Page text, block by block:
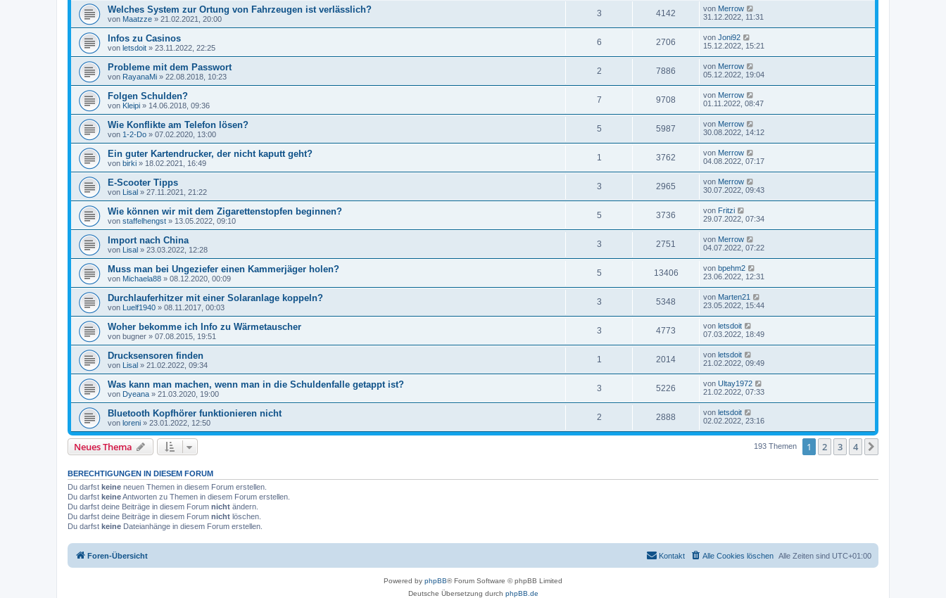
Welches System zur Ortung von Fahrzeugen ist verlässlich?
von Maatzze » 21.02.2021, 20:00
3 4142 von Merrow
31.12.2022, 11:31
Infos zu Casinos
von letsdoit » 23.11.2022, 22:25
6 2706 von Joni92
15.12.2022, 15:21
Probleme mit dem Passwort
von RayanaMi » 22.08.2018, 10:23
2 7886 von Merrow
05.12.2022, 19:04
Folgen Schulden?
von Kleipi » 14.06.2018, 09:36
7 9708 von Merrow
01.11.2022, 08:47
Wie Konflikte am Telefon lösen?
von 1-2-Do » 07.02.2020, 13:00
5 5987 von Merrow
30.08.2022, 14:12
Ein guter Kartendrucker, der nicht kaputt geht?
von birki » 18.02.2021, 16:49
1 3762 von Merrow
04.08.2022, 07:17
E-Scooter Tipps
von Lisal » 27.11.2021, 21:22
3 2965 von Merrow
30.07.2022, 09:43
Wie können wir mit dem Zigarettenstopfen beginnen?
von staffelhengst » 13.05.2022, 09:10
5 3736 von Fritzi
29.07.2022, 07:34
Import nach China
von Lisal » 23.03.2022, 12:28
3 2751 von Merrow
04.07.2022, 07:22
Muss man bei Ungeziefer einen Kammerjäger holen?
von Michaela88 » 08.12.2020, 00:09
5 13406 von bpehm2
23.06.2022, 12:31
Durchlauferhitzer mit einer Solaranlage koppeln?
von Luelf1940 » 08.11.2017, 00:03
3 5348 von Marten21
23.05.2022, 15:44
Woher bekomme ich Info zu Wärmetauscher
von bugner » 07.08.2015, 19:51
3 4773 von letsdoit
07.03.2022, 18:49
Drucksensoren finden
von Lisal » 21.02.2022, 09:34
1 2014 von letsdoit
21.02.2022, 09:49
Was kann man machen, wenn man in die Schuldenfalle getappt ist?
von Dyeana » 21.03.2020, 19:00
3 5226 von Ultay1972
21.02.2022, 07:33
Bluetooth Kopfhörer funktionieren nicht
von loreni » 23.01.2022, 12:50
2 2888 von letsdoit
02.02.2022, 23:16
Neues Thema 193 Themen 1 2 3 4
BERECHTIGUNGEN IN DIESEM FORUM
Du darfst keine neuen Themen in diesem Forum erstellen.
Du darfst keineAntworten zu Themen in diesem Forum erstellen.
Du darfst deine Beiträge in diesem Forum nicht ändern.
Du darfst deine Beiträge in diesem Forum nicht löschen.
Du darfst keine Dateianhänge in diesem Forum erstellen.
Foren-Übersicht Alle Zeiten sind UTC+01:00
Alle Cookies löschen
Kontakt
Powered by phpBB® Forum Software © phpBB Limited
Deutsche Übersetzung durch phpBB.de